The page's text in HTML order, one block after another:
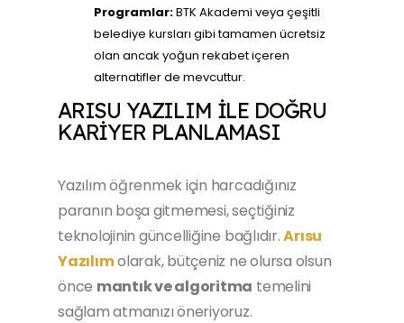
Programlar:BTK Akademi veya çeşitli
belediye kursları gibi tamamen ücretsiz
olan ancak yoğun rekabet içeren
alternatifler de mevcuttur.
ARISU YAZILIM ILE DOĞRU
KARIYER PLANLAMASI
Yazılım öğrenmek için harcadığınız
paranın boşa gitmemesi, seçtiğiniz
teknolojinin güncelliğine bağlıdır.Arısu
Yazılımolarak, bütçeniz ne olursa olsun
önce mantık ve algoritma temelini
sağlam atmanızı öneriyoruz.